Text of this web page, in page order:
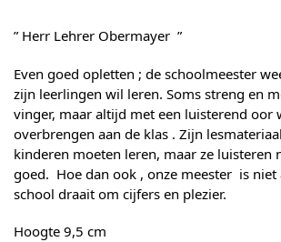
” Herr Lehrer Obermayer ”
Even goed opletten ; de schoolmeester
zijn leerlingen wil leren. Soms streng en
vinger, maar altijd met een luisterend
overbrengen aan de klas . Zijn
kinderen moeten leren, maar ze luisteren
goed. Hoe dan ook , onze meester is
school draait om cijfers en plezier.
Hoogte 9,5 cm